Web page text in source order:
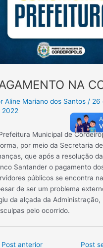
NA
Aline Mariano dos Santos / 26
2022
Municipal de
por meio da Secretaria de
que após a resolução
Santander o pagamento
públicos se encontra
de ser um problema
da alçada da Administração,
pelo ocorrido.
Post anterior Post